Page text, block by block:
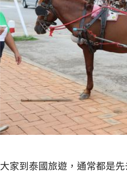
大家到泰國旅遊，通常都是